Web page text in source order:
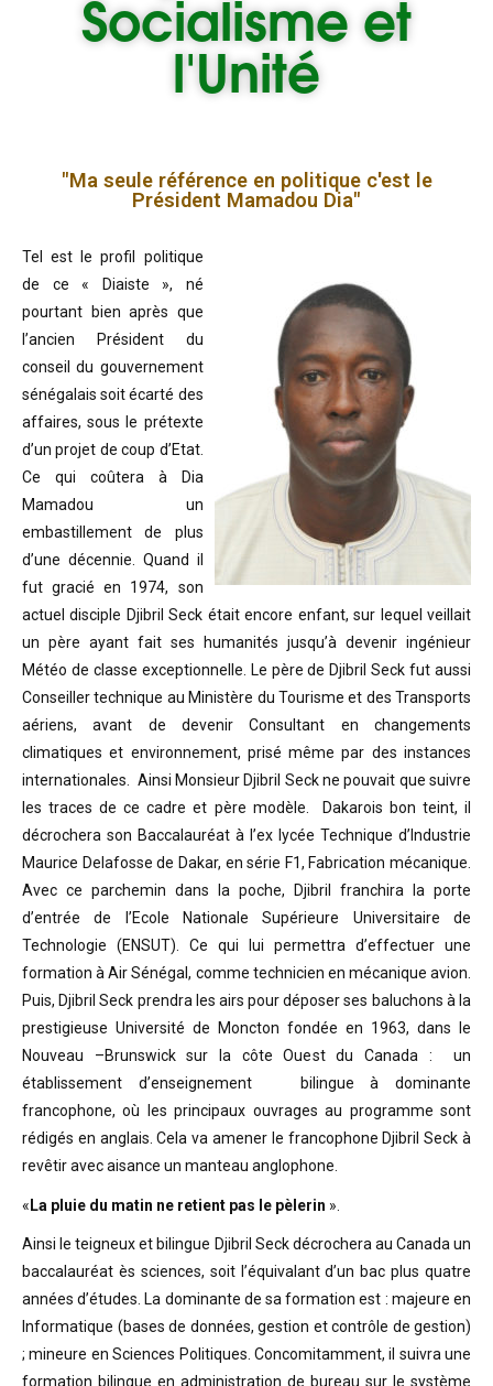
Socialisme et
l'Unité
"Ma seule référence en politique c'est le
Président Mamadou Dia"
Tel est le profil politique
de ce « Diaiste », né
pourtant bien après que
l’ancien Président du
conseil du gouvernement
sénégalais soit écarté des
affaires, sous le prétexte
d’un projet de coup d’Etat.
Ce qui coûtera à Dia
Mamadou un
embastillement de plus
d’une décennie. Quand il
fut gracié en 1974, son
actuel disciple Djibril Seck était encore enfant, sur lequel veillait
un père ayant fait ses humanités jusqu’à devenir ingénieur
Météo de classe exceptionnelle. Le père de Djibril Seck fut aussi
Conseiller technique au Ministère du Tourisme et des Transports
aériens, avant de devenir Consultant en changements
climatiques et environnement, prisé même par des instances
internationales. Ainsi Monsieur Djibril Seck ne pouvait que suivre
les traces de ce cadre et père modèle. Dakarois bon teint, il
décrochera son Baccalauréat à l’ex lycée Technique d’Industrie
Maurice Delafosse de Dakar, en série F1, Fabrication mécanique.
Avec ce parchemin dans la poche, Djibril franchira la porte
d’entrée de l’Ecole Nationale Supérieure Universitaire de
Technologie (ENSUT). Ce qui lui permettra d’effectuer une
formation à Air Sénégal, comme technicien en mécanique avion.
Puis, Djibril Seck prendra les airs pour déposer ses baluchons à la
prestigieuse Université de Moncton fondée en 1963, dans le
Nouveau –Brunswick sur la côte Ouest du Canada : un
établissement d’enseignement bilingue à dominante
francophone, où les principaux ouvrages au programme sont
rédigés en anglais. Cela va amener le francophone Djibril Seck à
revêtir avec aisance un manteau anglophone.
«La pluie du matin ne retient pas le pèlerin ».
Ainsi le teigneux et bilingue Djibril Seck décrochera au Canada un
baccalauréat ès sciences, soit l’équivalant d’un bac plus quatre
années d’études. La dominante de sa formation est : majeure en
Informatique (bases de données, gestion et contrôle de gestion)
; mineure en Sciences Politiques. Concomitamment, il suivra une
formation bilingue en administration de bureau sur le système